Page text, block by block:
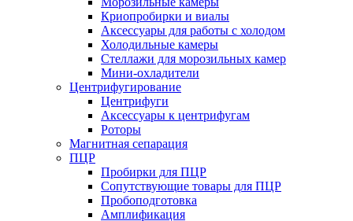
Криопробирки и виалы
Аксессуары для работы с холодом
Холодильные камеры
Стеллажи для морозильных камер
Мини-охладители
Центрифугирование
Центрифуги
Аксессуары к центрифугам
Роторы
Магнитная сепарация
ПЦР
Пробирки для ПЦР
Сопутствующие товары для ПЦР
Пробоподготовка
Амплификация